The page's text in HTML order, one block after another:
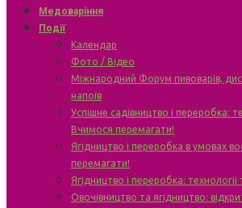
Медоваріння
Події
Календар
Фото / Відео
Міжнародний Форум пивоварів,
напоїв
Успішне садівництво і переробка:
Вчимося перемагати!
Ягідництво і переробка в умовах
перемагати!
Ягідництво і переробка: технології
Овочівництво та ягідництво: